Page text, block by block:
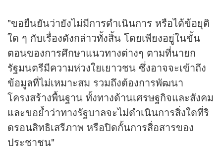
"ขอยืนยันว่ายังไม่มีการดำเนินการ หรือได้ข้อยุติ
ใด ๆ กับเรื่องดังกล่าวทั้งสิ้น โดยเพียงอยู่ในขั้น
ตอนของการศึกษาแนวทางต่างๆ ตามที่นายก
รัฐมนตรีมีความห่วงใยเยาวชน ซึ่งอาจจะเข้าถึง
ข้อมูลที่ไม่เหมาะสม รวมถึงต้องการพัฒนา
โครงสร้างพื้นฐาน ทั้งทางด้านเศรษฐกิจและสังคม
และขอย้ำว่าทางรัฐบาลจะไม่ดำเนินการสิ่งใดที่ริ
ดรอนสิทธิเสรีภาพ หรือปิดกั้นการสื่อสารของ
ประชาชน"